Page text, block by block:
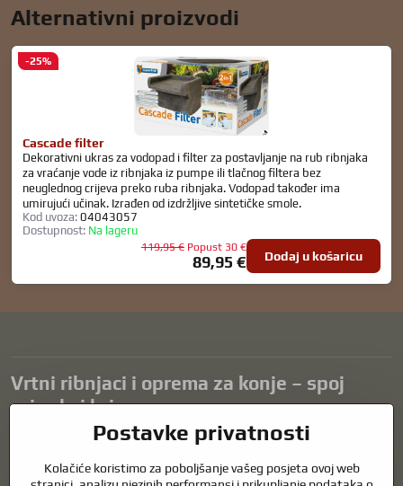
Alternativni proizvodi
Cascade filter
-25%
Dekorativni ukras za vodopad i filter za postavljanje na rub ribnjaka
za vraćanje vode iz ribnjaka iz pumpe ili tlačnog filtera bez
neuglednog crijeva preko ruba ribnjaka. Vodopad također ima
umirujući učinak. Izrađen od izdržljive sintetičke smole.
Kod uvoza: 04043057
Dostupnost: Na lageru
89,95 €
119,95 € Popust 30 €
Dodaj u košaricu
Vrtni ribnjaci i oprema za konje – spoj
prirode i brige
Vrtni ribnjaci prekrasan su dodatak svakom eksterijeru i stvaraju
skladno okruženje za opuštanje i život vodenih životinja. Pravilna
tehnologija, filtracija i redovito održavanje ključni su za čistu vodu i
Postavke privatnosti
Kolačiće koristimo za poboljšanje vašeg posjeta ovoj web